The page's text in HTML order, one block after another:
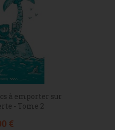
à emporter sur
- Tome 2
€